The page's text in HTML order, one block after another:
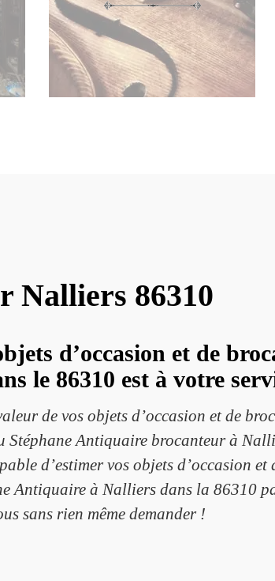
Nalliers 86310
d’occasion et de
le 86310 est à votre
de vos objets d’occasion et de
Antiquaire brocanteur à
d’estimer vos objets d’occasion
Antiquaire à Nalliers dans la 86310
sans rien même demander !